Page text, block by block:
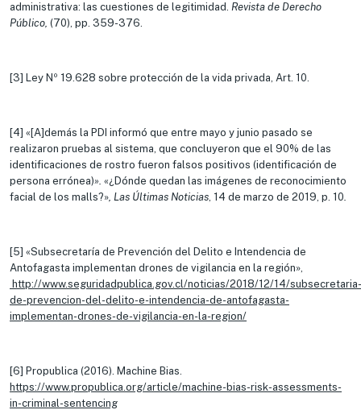
administrativa: las cuestiones de legitimidad. Revista de Derecho
Público, (70), pp. 359-376.
[3] Ley Nº 19.628 sobre protección de la vida privada, Art. 10.
[4] «[A]demás la PDI informó que entre mayo y junio pasado se
realizaron pruebas al sistema, que concluyeron que el 90% de las
identificaciones de rostro fueron falsos positivos (identificación de
persona errónea)». «¿Dónde quedan las imágenes de reconocimiento
facial de los malls?», Las Últimas Noticias, 14 de marzo de 2019, p. 10.
[5] «Subsecretaría de Prevención del Delito e Intendencia de
Antofagasta implementan drones de vigilancia en la región»,
http://www.seguridadpublica.gov.cl/noticias/2018/12/14/subsecretaria-
de-prevencion-del-delito-e-intendencia-de-antofagasta-
implementan-drones-de-vigilancia-en-la-region/
[6] Propublica (2016). Machine Bias.
https://www.propublica.org/article/machine-bias-risk-assessments-
in-criminal-sentencing